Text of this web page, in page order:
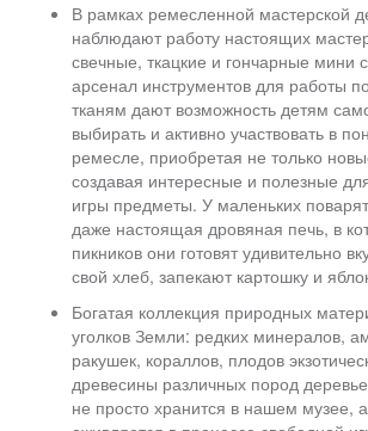
В рамках ремесленной мастерской
наблюдают работу настоящих
свечные, ткацкие и гончарные мини
арсенал инструментов для работы
тканям дают возможность детям
выбирать и активно участвовать в
ремесле, приобретая не только
создавая интересные и полезные
игры предметы. У маленьких
даже настоящая дровяная печь, в
пикников они готовят удивительно
свой хлеб, запекают картошку и
Богатая коллекция природных
уголков Земли: редких минералов,
ракушек, кораллов, плодов
древесины различных пород
не просто хранится в нашем музее,